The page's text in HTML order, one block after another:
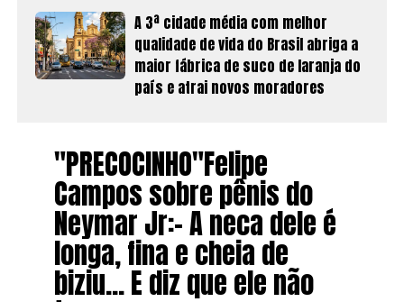
A 3ª cidade média com melhor
qualidade de vida do Brasil abriga a
maior fábrica de suco de laranja do
país e atrai novos moradores
"PRECOCINHO"Felipe
Campos sobre pênis do
Neymar Jr:– A neca dele é
longa, fina e cheia de
biziu… E diz que ele não